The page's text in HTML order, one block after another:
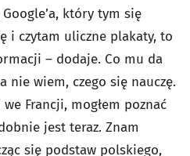
który tym się
i czytam uliczne plakaty, to
– dodaje. Co mu da
nie wiem, czego się nauczę.
Francji, mogłem poznać
jest teraz. Znam
się podstaw polskiego,